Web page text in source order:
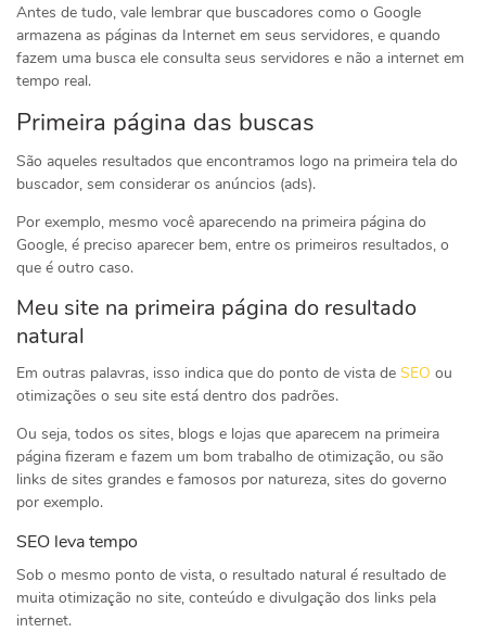
Antes de tudo, vale lembrar que buscadores como o Google
armazena as páginas da Internet em seus servidores, e quando
fazem uma busca ele consulta seus servidores e não a internet em
tempo real.
Primeira página das buscas
São aqueles resultados que encontramos logo na primeira tela do
buscador, sem considerar os anúncios (ads).
Por exemplo, mesmo você aparecendo na primeira página do
Google, é preciso aparecer bem, entre os primeiros resultados, o
que é outro caso.
Meu site na primeira página do resultado
natural
Em outras palavras, isso indica que do ponto de vista de SEO ou
otimizações o seu site está dentro dos padrões.
Ou seja, todos os sites, blogs e lojas que aparecem na primeira
página fizeram e fazem um bom trabalho de otimização, ou são
links de sites grandes e famosos por natureza, sites do governo
por exemplo.
SEO leva tempo
Sob o mesmo ponto de vista, o resultado natural é resultado de
muita otimização no site, conteúdo e divulgação dos links pela
internet.